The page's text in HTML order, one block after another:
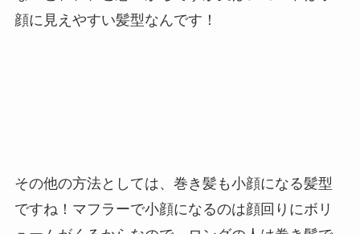
顔に見えやすい髪型なんです！
その他の方法としては、巻き髪も小顔になる髪型
ですね！マフラーで小顔になるのは顔回りにボリ